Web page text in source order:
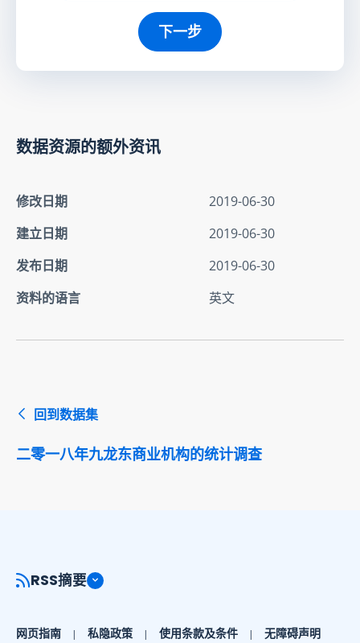
下一步
数据资源的额外资讯
修改日期
2019-06-30
建立日期
2019-06-30
发布日期
2019-06-30
资料的语言
英文
回到数据集
二零一八年九龙东商业机构的统计调查
RSS摘要
网页指南 私隐政策 使用条款及条件 无障碍声明